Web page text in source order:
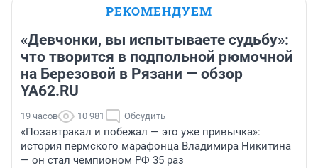
РЕКОМЕНДУЕМ
«Девчонки, вы испытываете судьбу»:
что творится в подпольной рюмочной
на Березовой в Рязани — обзор
YA62.RU
19 часов 10 981 Обсудить
«Позавтракал и побежал — это уже привычка»:
история пермского марафонца Владимира Никитина
— он стал чемпионом РФ 35 раз